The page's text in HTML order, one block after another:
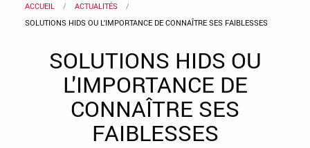
ACCUEIL
ACTUALITÉS
SOLUTIONS HIDS OU L'IMPORTANCE DE CONNAÎTRE SES FAIBLESSES
SOLUTIONS HIDS OU
L'IMPORTANCE DE
CONNAÎTRE SES
FAIBLESSES